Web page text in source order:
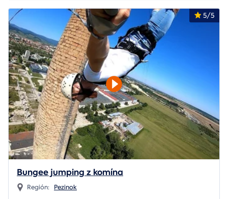
5/5
Bungee jumping z komína
Región: Pezinok